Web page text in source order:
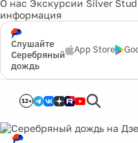
О нас Экскурсии Silver
информация
Слушайте
Серебряный
дождь
App Store
12+